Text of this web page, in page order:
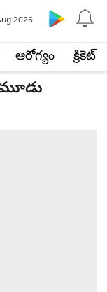
ఆరోగ్యం క్రికెట్
2026